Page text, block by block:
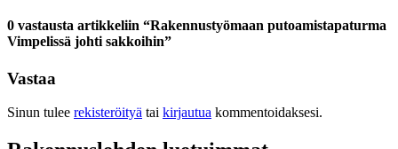
0 vastausta artikkeliin “Rakennustyömaan putoamistapaturma
Vimpelissä johti sakkoihin”
Vastaa
Sinun tulee rekisteröityä tai kirjautua kommentoidaksesi.